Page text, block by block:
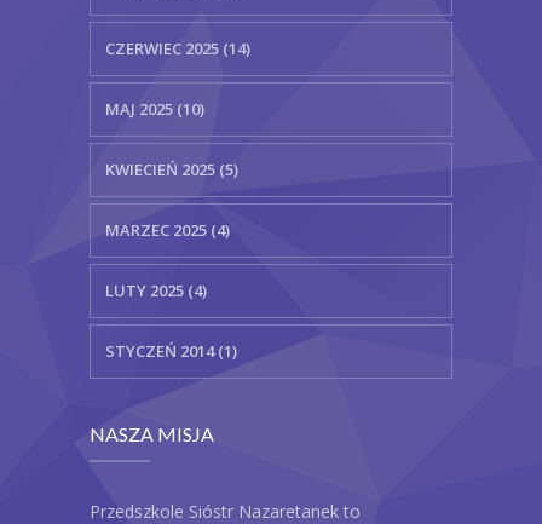
CZERWIEC 2025 (14)
MAJ 2025 (10)
KWIECIEŃ 2025 (5)
MARZEC 2025 (4)
LUTY 2025 (4)
STYCZEŃ 2014 (1)
NASZA MISJA
Przedszkole Sióstr Nazaretanek to